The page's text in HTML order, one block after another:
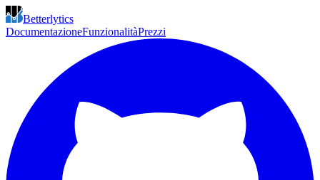
Betterlytics
DocumentazioneFunzionalitàPrezzi